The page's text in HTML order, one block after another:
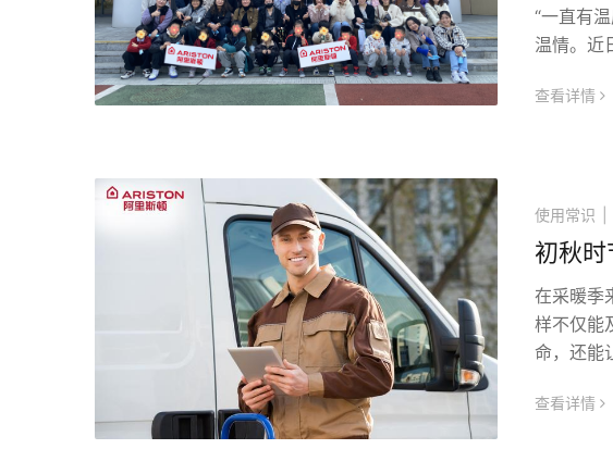
“一直有
温情。近
查看详情
使用常识
初秋
在采暖季
样不仅能
命，还能
查看详情